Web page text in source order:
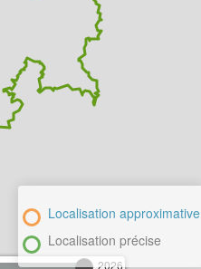
2026
Localisation approximative
Localisation précise